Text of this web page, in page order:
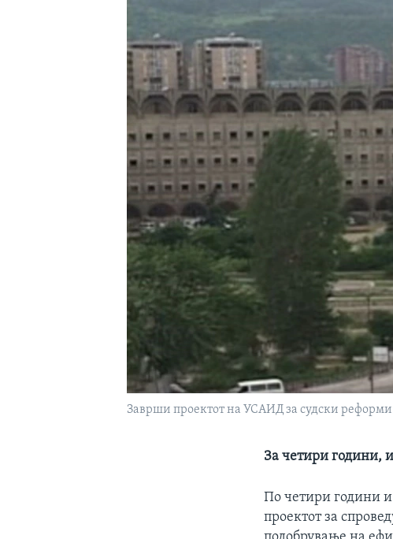
Заврши проектот на УСАИД за судски
За четири години,
По четири години
проектот за